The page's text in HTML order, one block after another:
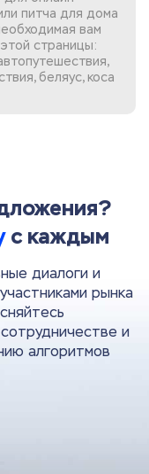
питча для дома
вам
страницы:
беляус, коса
с каждым
диалоги и
рынка
и
алгоритмов